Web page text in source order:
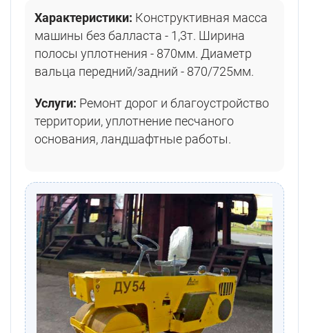
Характеристики: Конструктивная масса
машины без балласта - 1,3т. Ширина
полосы уплотнения - 870мм. Диаметр
вальца передний/задний - 870/725мм.
Услуги: Ремонт дорог и благоустройство
территории, уплотнение песчаного
основания, ландшафтные работы.